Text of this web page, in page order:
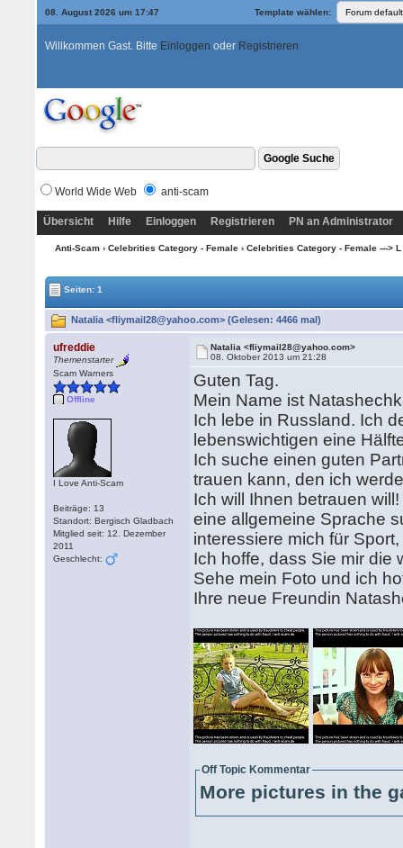
08. August 2026 um 17:47 Template wählen:
Willkommen Gast. Bitte Einloggen oder Registrieren
World Wide Web anti-scam
Übersicht Hilfe Einloggen Registrieren PN an Administrator
Anti-Scam› Celebrities Category - Female› Celebrities Category - Female ---> L
Seiten: 1
Natalia <fliymail28@yahoo.com> (Gelesen: 4466 mal)
ufreddie
Themenstarter
Scam Warners
Offline
I Love Anti-Scam
Beiträge: 13
Standort: Bergisch Gladbach
Mitglied seit: 12. Dezember
2011
Geschlecht:
Natalia <fliymail28@yahoo.com>
08. Oktober 2013 um 21:28
Guten Tag.
Mein Name ist
Ich lebe in Russland. Ich
lebenswichtigen eine
Ich suche einen guten
trauen kann, den ich
Ich will Ihnen betrauen
eine allgemeine Sprache
interessiere mich für
Ich hoffe, dass Sie mir die
Sehe mein Foto und ich
Ihre neue Freundin
Off Topic Kommentar
More pictures in the